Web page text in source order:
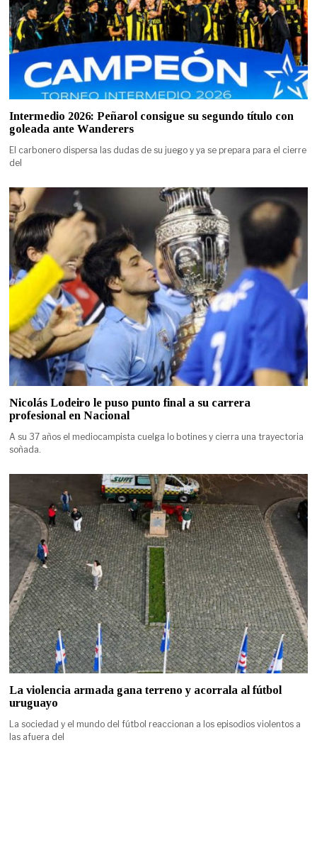
Intermedio 2026: Peñarol consigue su segundo título con
goleada ante Wanderers
El carbonero dispersa las dudas de su juego y ya se prepara para el cierre
del
Nicolás Lodeiro le puso punto final a su carrera
profesional en Nacional
A su 37 años el mediocampista cuelga lo botines y cierra una trayectoria
soñada.
La violencia armada gana terreno y acorrala al fútbol
uruguayo
La sociedad y el mundo del fútbol reaccionan a los episodios violentos a
las afuera del